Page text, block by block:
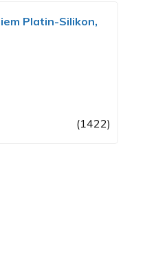
Platin-Silikon,
(1422)